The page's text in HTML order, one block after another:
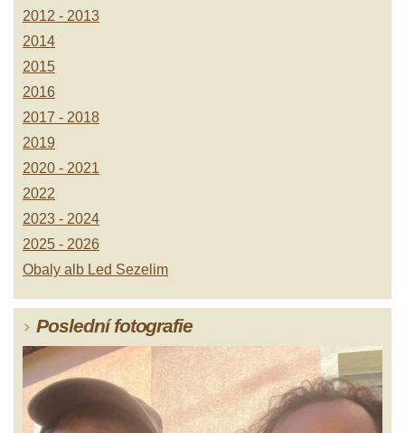
2012 - 2013
2014
2015
2016
2017 - 2018
2019
2020 - 2021
2022
2023 - 2024
2025 - 2026
Obaly alb Led Sezelim
Poslední fotografie